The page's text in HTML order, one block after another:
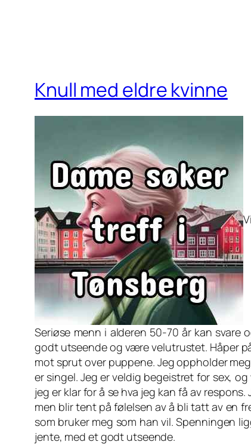
Knull med eldre kvinne
Seriøse menn i alderen 50-70 år kan
godt utseende og være velutrustet. Håper
mot sprut over puppene. Jeg oppholder
er singel. Jeg er veldig begeistret for sex,
jeg er klar for å se hva jeg kan få av
men blir tent på følelsen av å bli tatt av en
som bruker meg som han vil. Spenningen
jente, med et godt utseende.